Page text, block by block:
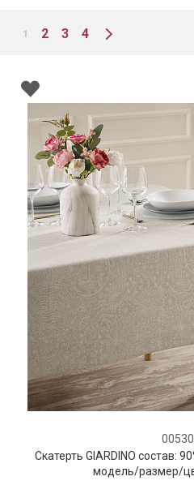
1 2 3 4
Скатерть GIARDINO состав:
модель/размер/